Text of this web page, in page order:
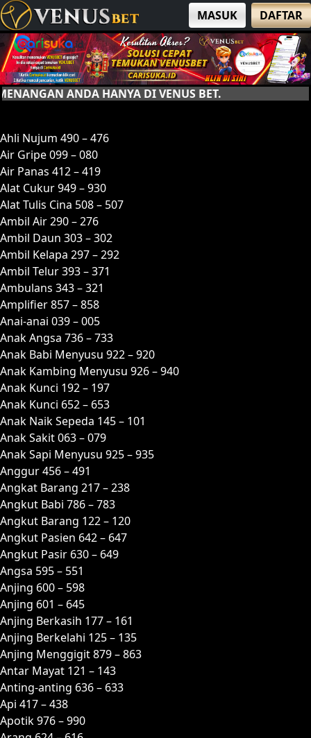
MASUK DAFTAR
ANDA HANYA DI VENUS BET.
Ahli Nujum 490 – 476
Air Gripe 099 – 080
Air Panas 412 – 419
Alat Cukur 949 – 930
Alat Tulis Cina 508 – 507
Ambil Air 290 – 276
Ambil Daun 303 – 302
Ambil Kelapa 297 – 292
Ambil Telur 393 – 371
Ambulans 343 – 321
Amplifier 857 – 858
Anai-anai 039 – 005
Anak Angsa 736 – 733
Anak Babi Menyusu 922 – 920
Anak Kambing Menyusu 926 – 940
Anak Kunci 192 – 197
Anak Kunci 652 – 653
Anak Naik Sepeda 145 – 101
Anak Sakit 063 – 079
Anak Sapi Menyusu 925 – 935
Anggur 456 – 491
Angkat Barang 217 – 238
Angkut Babi 786 – 783
Angkut Barang 122 – 120
Angkut Pasien 642 – 647
Angkut Pasir 630 – 649
Angsa 595 – 551
Anjing 600 – 598
Anjing 601 – 645
Anjing Berkasih 177 – 161
Anjing Berkelahi 125 – 135
Anjing Menggigit 879 – 863
Antar Mayat 121 – 143
Anting-anting 636 – 633
Api 417 – 438
Apotik 976 – 990